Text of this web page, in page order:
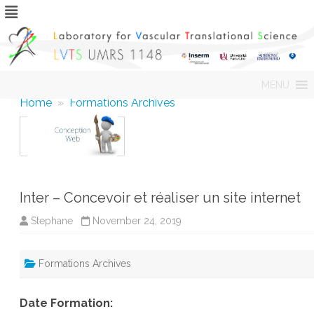
content
MENU
Home » Formations Archives
Inter – Concevoir et réaliser un site internet
Stephane November 24, 2019
Formations Archives
Date Formation: